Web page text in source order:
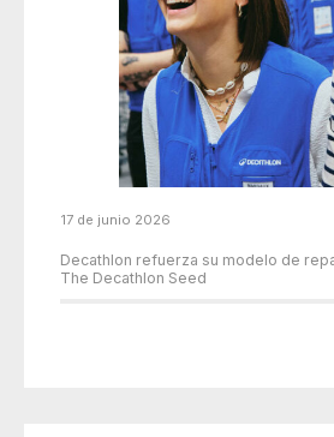
17 de junio 2026
Decathlon refuerza su modelo de
The Decathlon Seed